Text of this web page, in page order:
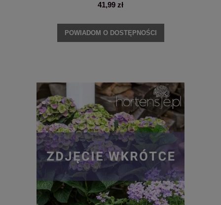
41,99 zł
POWIADOM O DOSTĘPNOŚCI